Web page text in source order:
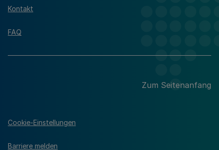
Kontakt
FAQ
Zum Seitenanfang
Cookie-Einstellungen
Barriere melden